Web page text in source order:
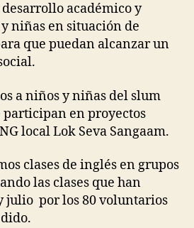
académico y
niñas en situación de
que puedan alcanzar un
niños y niñas del slum
participan en proyectos
local Lok Seva Sangaam.
de inglés en grupos
las clases que han
julio por los 80 voluntarios